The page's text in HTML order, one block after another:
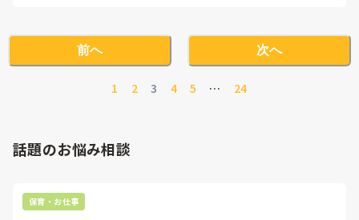
前へ
1 2 3 4 5 … 24
次へ
話題のお悩み相談
保育・お仕事